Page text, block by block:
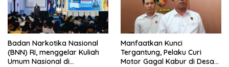
Badan Narkotika Nasional
(BNN) RI, menggelar Kuliah
Umum Nasional di
Manfaatkan Kunci
Tergantung, Pelaku Curi
Motor Gagal Kabur di Desa